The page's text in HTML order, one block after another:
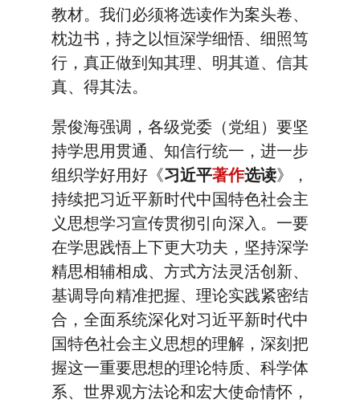
教材。我们必须将选读作为案头卷、
枕边书，持之以恒深学细悟、细照笃
行，真正做到知其理、明其道、信其
真、得其法。
景俊海强调，各级党委（党组）要坚
持学思用贯通、知信行统一，进一步
组织学好用好《习近平著作选读》，
持续把习近平新时代中国特色社会主
义思想学习宣传贯彻引向深入。一要
在学思践悟上下更大功夫，坚持深学
精思相辅相成、方式方法灵活创新、
基调导向精准把握、理论实践紧密结
合，全面系统深化对习近平新时代中
国特色社会主义思想的理解，深刻把
握这一重要思想的理论特质、科学体
系、世界观方法论和宏大使命情怀，